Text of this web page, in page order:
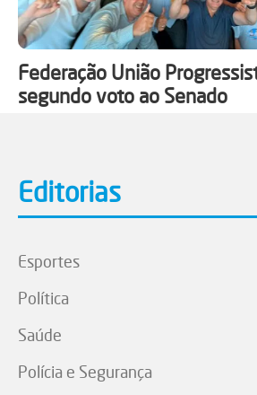
Federação União
segundo voto ao Senado
Editorias
Esportes
Política
Saúde
Polícia e Segurança